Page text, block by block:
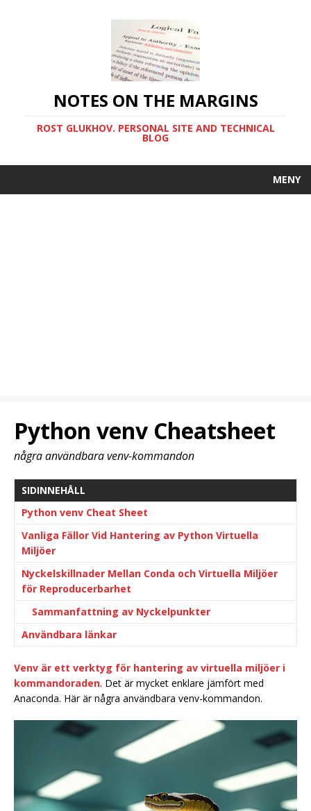
NOTES ON THE MARGINS
ROST GLUKHOV. PERSONAL SITE AND TECHNICAL
BLOG
MENY
Python venv Cheatsheet
några användbara venv-kommandon
SIDINNEHÅLL
Python venv Cheat Sheet
Vanliga Fällor Vid Hantering av Python Virtuella
Miljöer
Nyckelskillnader Mellan Conda och Virtuella Miljöer
för Reproducerbarhet
Sammanfattning av Nyckelpunkter
Användbara länkar
Venv är ett verktyg för hantering av virtuella miljöer i
kommandoraden. Det är mycket enklare jämfört med
Anaconda. Här är några användbara venv-kommandon.